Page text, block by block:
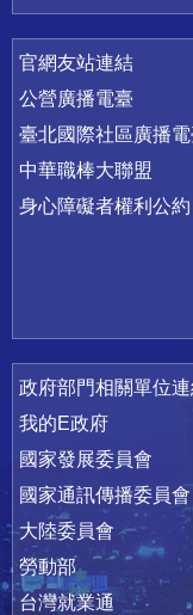
官網友站連結
公營廣播電臺
臺北國際社區廣播電
中華職棒大聯盟
身心障礙者權利公約
政府部門相關單位
我的E政府
國家發展委員會
國家通訊傳播委員會
大陸委員會
勞動部
台灣就業通